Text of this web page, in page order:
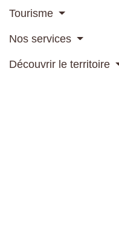
Tourisme
Nos services
Découvrir le territoire